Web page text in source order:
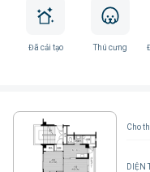
Đã cải tạo Thú cưng
Cho
DIỆN